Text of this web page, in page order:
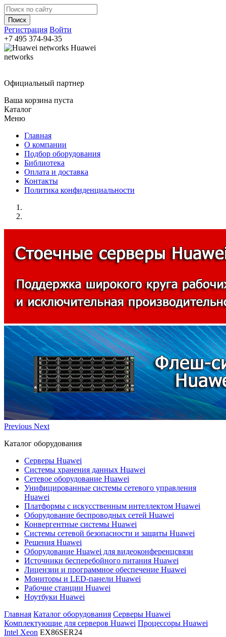
Регистрация Войти
+7 495 374-94-35
Huawei
networks
Официальный партнер
Ваша корзина пуста
Каталог
Меню
Главная
О компании
Подбор оборудования
Библиотека
Оплата и доставка
Контакты
Политика конфиденциальности
Previous Next
Каталог оборудования
Серверы Huawei
Системы хранения данных Huawei
Сетевое оборудование Huawei
Унифицированные системы сетевого управления
Huawei
Платформы с искусственным интеллектом Huawei
Оборудование беспроводных сетей Huawei
Конвергентные системы Huawei
Системы сетевой безопасности и защиты Huawei
Решения Huawei
Оборудование Huawei для видеоконференцсвязи
Источники бесперебойного питания Huawei
Лицензии и программное обеспечение Huawei
Мониторы и LED-панели Huawei
Рабочие станции Huawei
Ноутбуки Huawei
Главная Каталог оборудования Серверы Huawei
Комплектующие для серверов Huawei Процессоры Huawei
Intel Xeon EX86SER24